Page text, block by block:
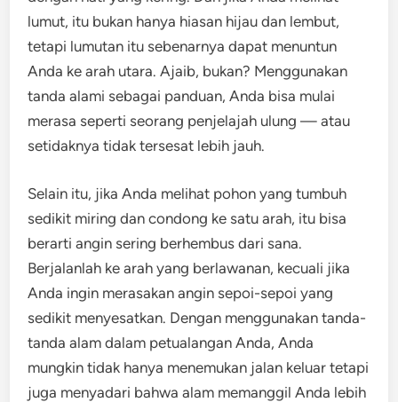
lumut, itu bukan hanya hiasan hijau dan lembut,
tetapi lumutan itu sebenarnya dapat menuntun
Anda ke arah utara. Ajaib, bukan? Menggunakan
tanda alami sebagai panduan, Anda bisa mulai
merasa seperti seorang penjelajah ulung — atau
setidaknya tidak tersesat lebih jauh.
Selain itu, jika Anda melihat pohon yang tumbuh
sedikit miring dan condong ke satu arah, itu bisa
berarti angin sering berhembus dari sana.
Berjalanlah ke arah yang berlawanan, kecuali jika
Anda ingin merasakan angin sepoi-sepoi yang
sedikit menyesatkan. Dengan menggunakan tanda-
tanda alam dalam petualangan Anda, Anda
mungkin tidak hanya menemukan jalan keluar tetapi
juga menyadari bahwa alam memanggil Anda lebih